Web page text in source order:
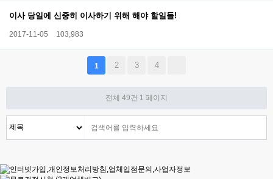
이사 당일에 신중히 이사하기 위해 해야 할일들!
2017-11-05 103,983
1 2 3 4
전체 49건 1 페이지